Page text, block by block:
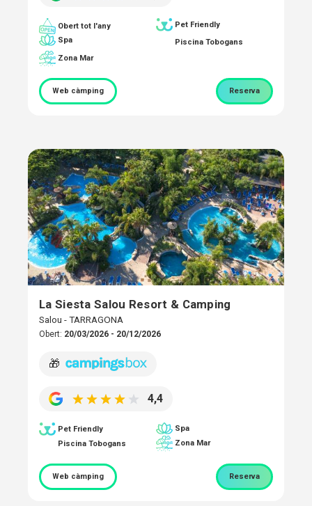
Obert tot l'any
Pet Friendly
Spa
Piscina Tobogans
Zona Mar
Web càmping Reserva
La Siesta Salou Resort & Camping
Salou - TARRAGONA
Obert: 20/03/2026 - 20/12/2026
🎁
4,4
Pet Friendly
Spa
Piscina Tobogans
Zona Mar
Web càmping Reserva